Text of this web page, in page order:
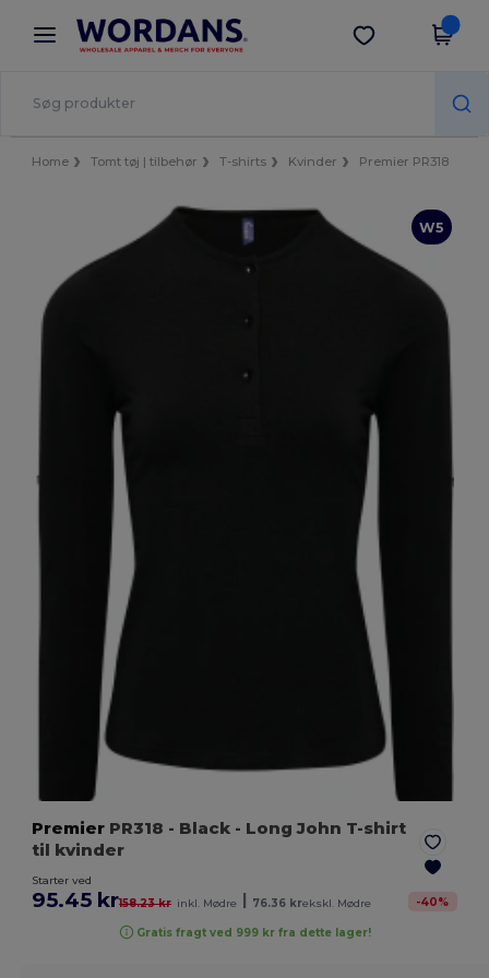
× Wordans-app
Bedre priser i appen!
Hent app
Home Tomt tøj | tilbehør T-shirts Kvinder Premier PR318
W5
Premier PR318 - Black - Long John T-shirt
til kvinder
Starter ved
95.45 kr158.23 kr inkl. Mødre 76.36 krekskl. Mødre -40%
Gratis fragt ved 999 kr fra dette lager!